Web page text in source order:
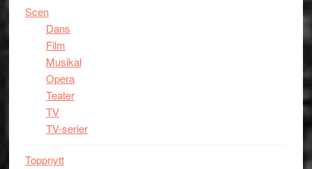
Scen
Dans
Film
Musikal
Opera
Teater
TV
TV-serier
Toppnytt